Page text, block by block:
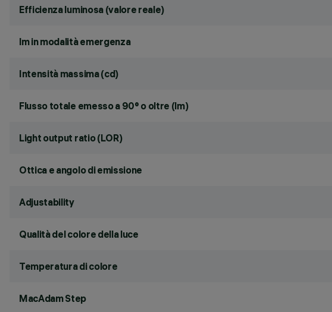
Efficienza luminosa (valore reale)
lm in modalità emergenza
Intensità massima (cd)
Flusso totale emesso a 90° o oltre (lm)
Light output ratio (LOR)
Ottica e angolo di emissione
Adjustability
Qualità del colore della luce
Temperatura di colore
MacAdam Step